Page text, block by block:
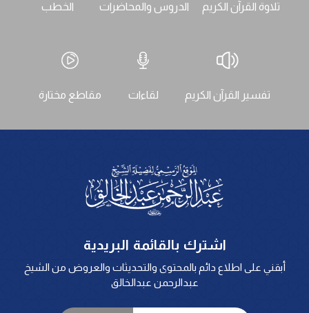
تلاوة القرآن الكريم الدروس والمحاضرات الخطب
تفسير القرآن الكريم لقاءات مقاطع مختارة
اشترك بالقائمة البريدية
أبقني على اطلاع دائم بالمحتوى والتحديثات والعروض من الشيخ
عبدالرحمن عبدالخالق